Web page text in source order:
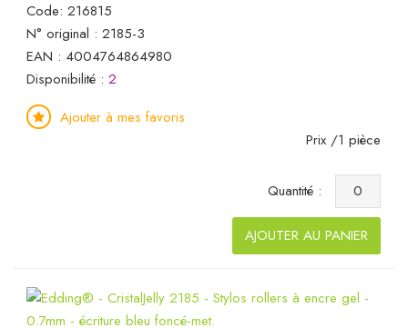
Code: 216815
N° original : 2185-3
EAN : 4004764864980
Disponibilité : 2
Ajouter à mes favoris
Prix /1 pièce
Quantité :
AJOUTER AU PANIER